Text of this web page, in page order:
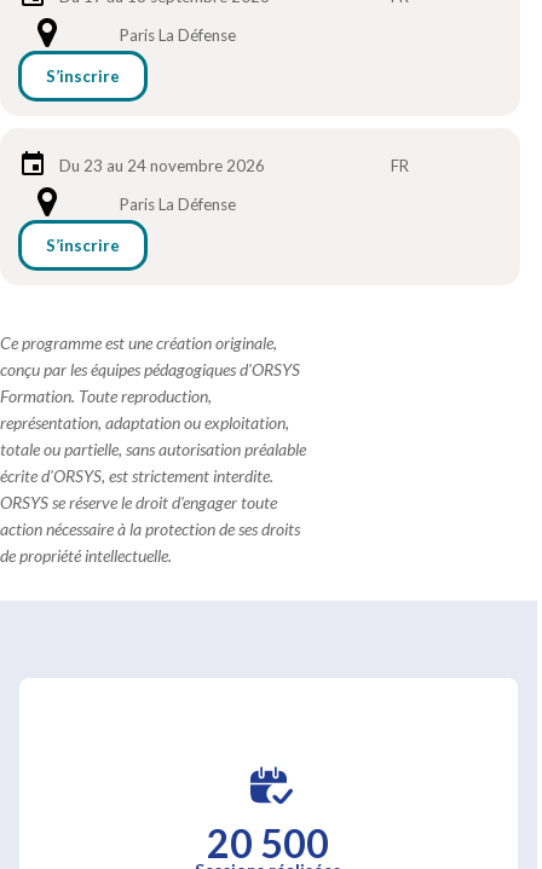
Paris La Défense
S’inscrire
Du 23 au 24 novembre 2026
FR
Paris La Défense
S’inscrire
Ce programme est une création originale,
conçu par les équipes pédagogiques d'ORSYS
Formation. Toute reproduction,
représentation, adaptation ou exploitation,
totale ou partielle, sans autorisation préalable
écrite d'ORSYS, est strictement interdite.
ORSYS se réserve le droit d'engager toute
action nécessaire à la protection de ses droits
de propriété intellectuelle.
20 500